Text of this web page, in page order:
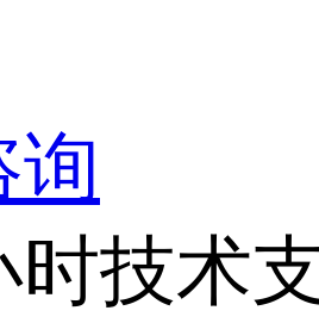
询
时技术